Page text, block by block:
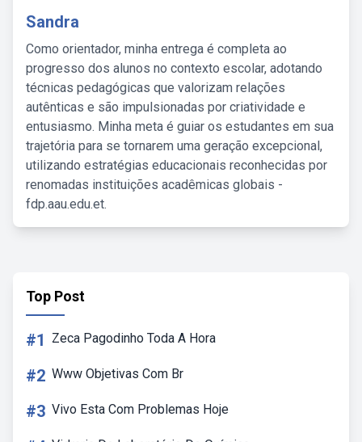
Sandra
Como orientador, minha entrega é completa ao
progresso dos alunos no contexto escolar, adotando
técnicas pedagógicas que valorizam relações
autênticas e são impulsionadas por criatividade e
entusiasmo. Minha meta é guiar os estudantes em sua
trajetória para se tornarem uma geração excepcional,
utilizando estratégias educacionais reconhecidas por
renomadas instituições acadêmicas globais -
fdp.aau.edu.et.
Top Post
#1 Zeca Pagodinho Toda A Hora
#2 Www Objetivas Com Br
#3 Vivo Esta Com Problemas Hoje